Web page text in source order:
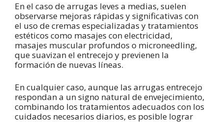
En el caso de arrugas leves a medias, suelen
observarse mejoras rápidas y significativas con
el uso de cremas especializadas y tratamientos
estéticos como masajes con electricidad,
masajes muscular profundos o microneedling,
que suavizan el entrecejo y previenen la
formación de nuevas líneas.
En cualquier caso, aunque las arrugas entrecejo
respondan a un signo natural de envejecimiento,
combinando los tratamientos adecuados con los
cuidados necesarios diarios, es posible lograr